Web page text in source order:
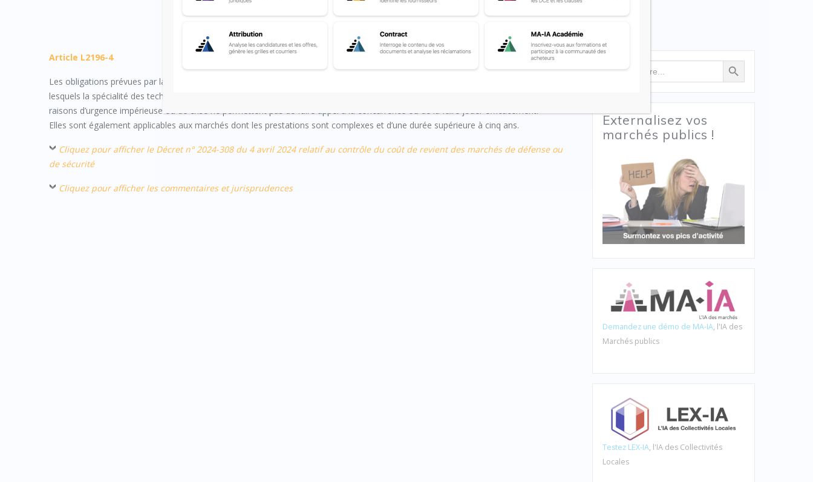
Article L2196-4
Les obligations prévues par la présente section sont applicables aux marchés conclus par l’Etat ou ses établissements publics pour
lesquels la spécialité des techniques, le petit nombre de candidats possédant la compétence requise, des motifs de secret ou des
raisons d’urgence impérieuse ou de crise ne permettent pas de faire appel à la concurrence ou de la faire jouer efficacement.
Elles sont également applicables aux marchés dont les prestations sont complexes et d’une durée supérieure à cinq ans.
Cliquez pour afficher le Décret n° 2024-308 du 4 avril 2024 relatif au contrôle du coût de revient des marchés de défense ou
de sécurité
Cliquez pour afficher les commentaires et jurisprudences
for:
Search Button
Externalisez vos
marchés publics !
Demandez une démo de MA-IA, l'IA des
Marchés publics
Testez LEX-IA, l'IA des Collectivités
Locales